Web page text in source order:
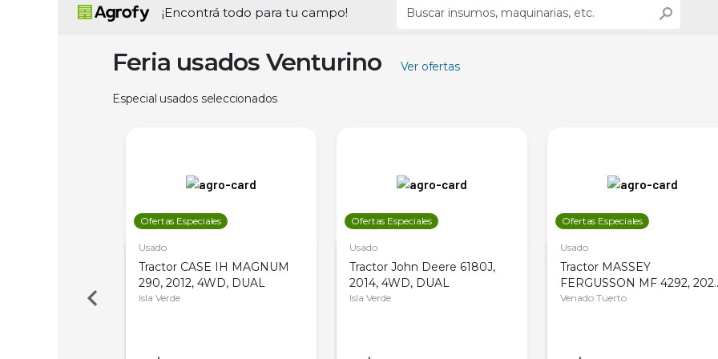
¡Encontrá todo para tu campo!
Feria usados Venturino Ver ofertas
Especial usados seleccionados
Ofertas Especiales
Usado
Tractor CASE IH MAGNUM
290, 2012, 4WD, DUAL
Isla Verde
Ofertas Especiales
Usado
Tractor John Deere 6180J,
2014, 4WD, DUAL
Isla Verde
Ofertas Especiales
Usado
Tractor MASSEY
FERGUSSON MF 4292,
4WD, PATON
Venado Tuerto